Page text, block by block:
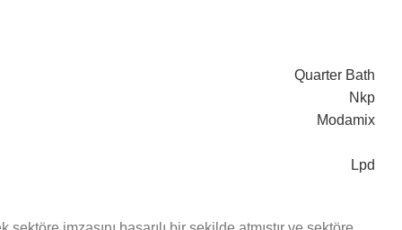
Quarter Bath
Nkp
Modamix
Lpd